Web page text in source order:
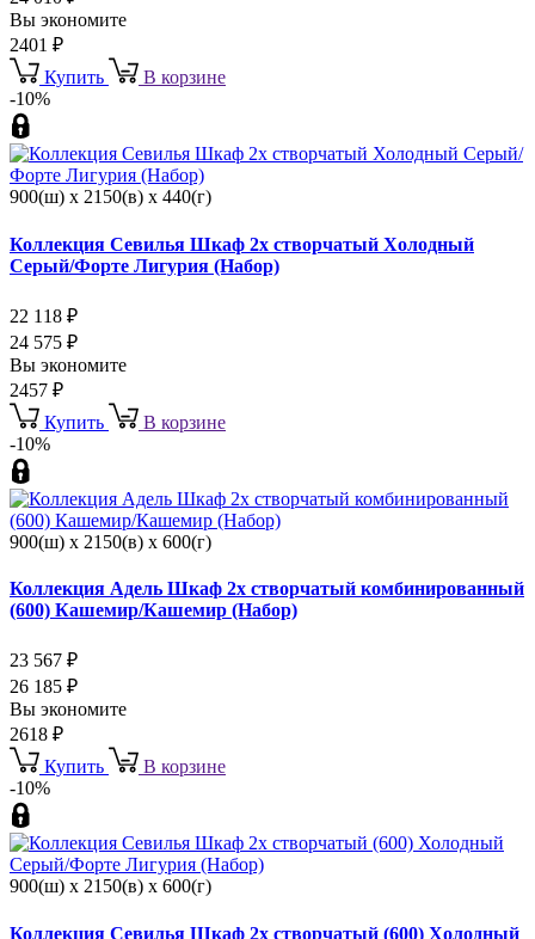
Вы экономите
2401 ₽
Купить
В корзине
-10%
900(ш) x 2150(в) x 440(г)
Коллекция Севилья Шкаф 2х створчатый Холодный
Серый/Форте Лигурия (Набор)
22 118 ₽
24 575 ₽
Вы экономите
2457 ₽
Купить
В корзине
-10%
900(ш) x 2150(в) x 600(г)
Коллекция Адель Шкаф 2х створчатый комбинированный
(600) Кашемир/Кашемир (Набор)
23 567 ₽
26 185 ₽
Вы экономите
2618 ₽
Купить
В корзине
-10%
900(ш) x 2150(в) x 600(г)
Коллекция Севилья Шкаф 2х створчатый (600) Холодный